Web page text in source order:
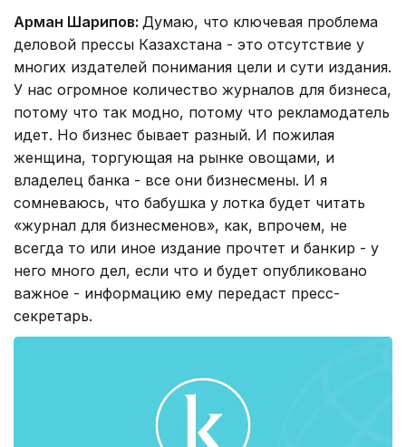
Арман Шарипов: Думаю, что ключевая проблема
деловой прессы Казахстана - это отсутствие у
многих издателей понимания цели и сути издания.
У нас огромное количество журналов для бизнеса,
потому что так модно, потому что рекламодатель
идет. Но бизнес бывает разный. И пожилая
женщина, торгующая на рынке овощами, и
владелец банка - все они бизнесмены. И я
сомневаюсь, что бабушка у лотка будет читать
«журнал для бизнесменов», как, впрочем, не
всегда то или иное издание прочтет и банкир - у
него много дел, если что и будет опубликовано
важное - информацию ему передаст пресс-
секретарь.